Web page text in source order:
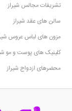
تشریفات مجالس شیراز
سالن های عقد شیراز
مزون های لباس عروس
کلینیک های پوست و مو
محضرهای ازدواج شیراز